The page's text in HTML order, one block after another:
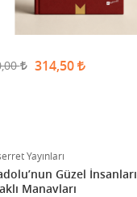
314,50
Yayınları
Güzel İnsanları
Manavları